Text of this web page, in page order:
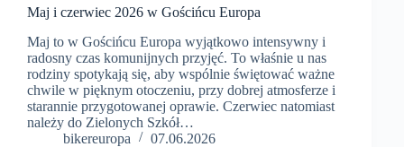
Maj i czerwiec 2026 w Gościńcu Europa
Maj to w Gościńcu Europa wyjątkowo intensywny i
radosny czas komunijnych przyjęć. To właśnie u nas
rodziny spotykają się, aby wspólnie świętować ważne
chwile w pięknym otoczeniu, przy dobrej atmosferze i
starannie przygotowanej oprawie. Czerwiec natomiast
należy do Zielonych Szkół…
bikereuropa
07.06.2026